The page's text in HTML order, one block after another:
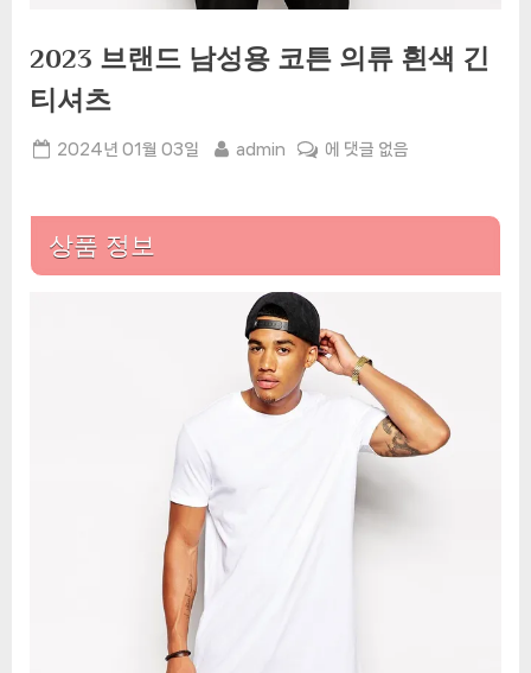
2023 브랜드 남성용 코튼 의류 흰색 긴
티셔츠
Posted
2024년 01월 03일 By
admin
2023
코
튼
에 댓글 없음
상품 정보